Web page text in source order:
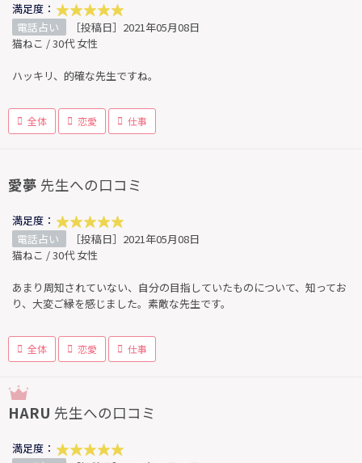
満足度：
電話占い
［投稿日］2021年05月08日
猫ねこ / 30代 女性
ハッキリ、的確な先生ですね。
全体 恋愛 仕事
愛夢 先生への口コミ
満足度：
電話占い
［投稿日］2021年05月08日
猫ねこ / 30代 女性
あまり周知されていない、自分の目指していたものについて、知ってお
り、大変ご縁を感じました。素敵な先生です。
全体 恋愛 仕事
HARU 先生への口コミ
満足度：